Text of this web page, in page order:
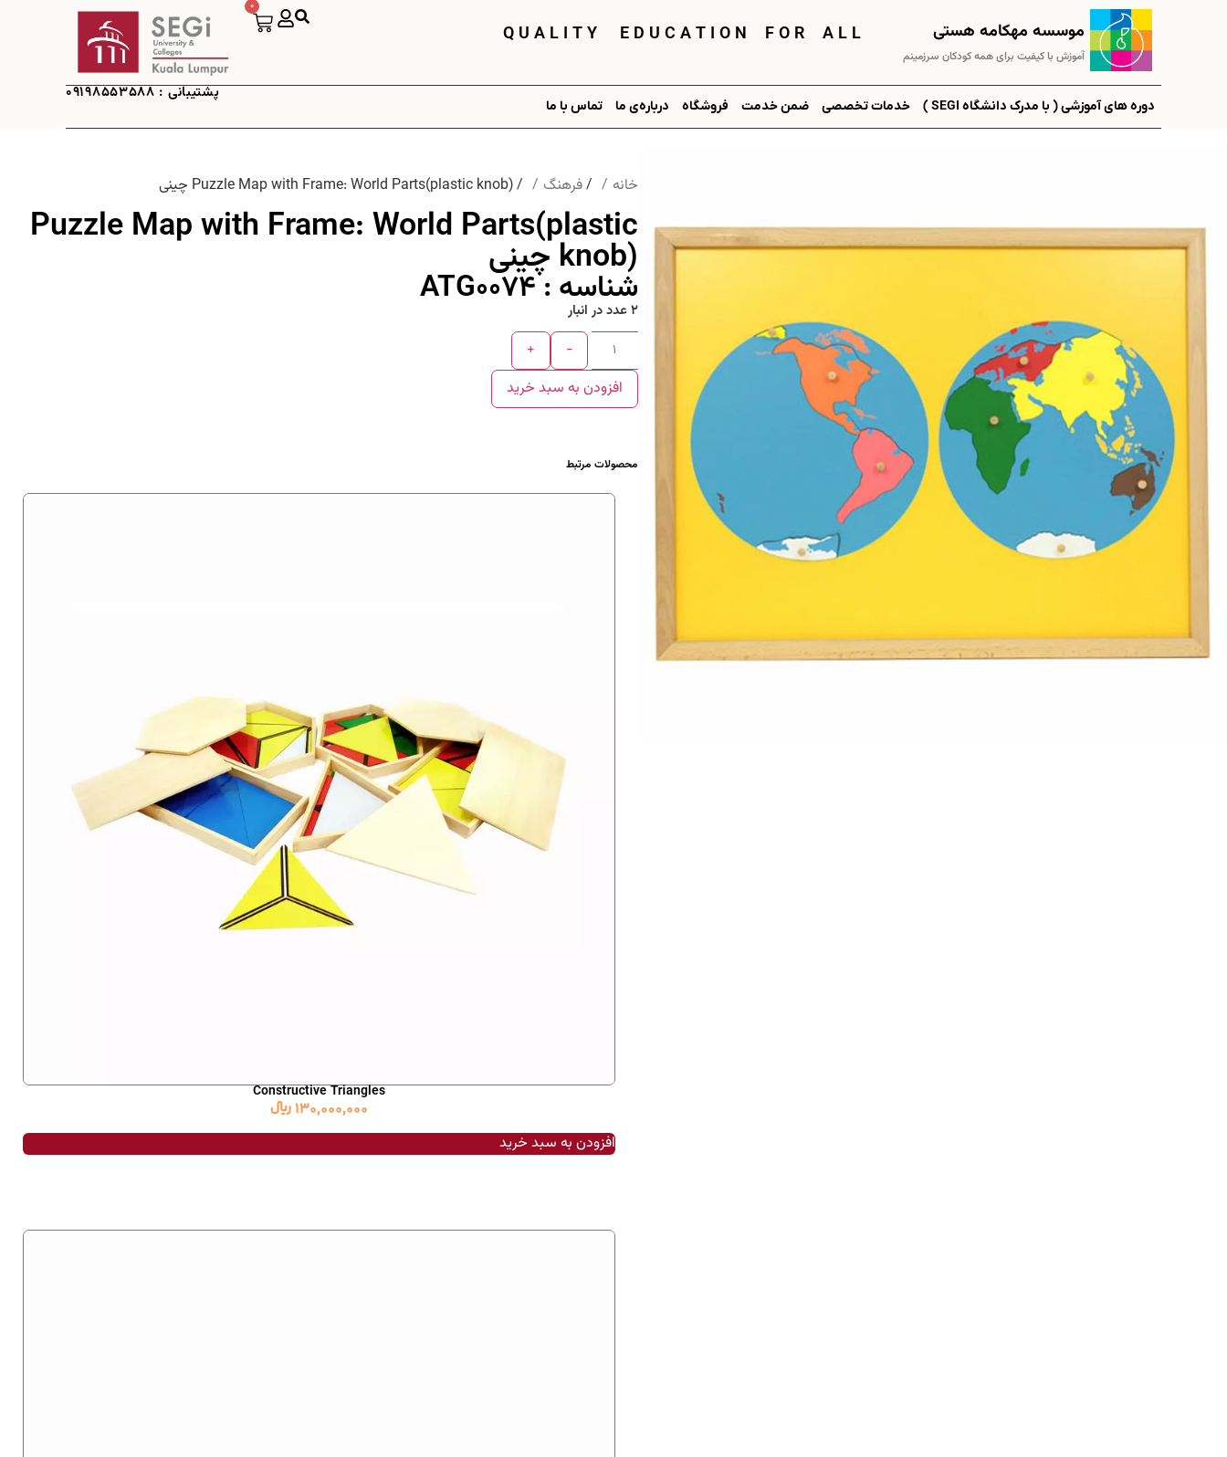
موسسه مهکامه هستی
آموزش با کیفیت برای همه کودکان سرزمینم
Q U A L I T Y E D U C A T I O N F O R A L L
0
دوره های آموزشی ( با مدرک دانشگاه SEGI ) خدمات تخصصی ضمن خدمت فروشگاه درباره‌ی ما تماس با ما
پشتیبانی : 09198553588
خانه /فرهنگ / Puzzle Map with Frame: World Parts(plastic knob) چینی
Puzzle Map with Frame: World Parts(plastic
knob) چینی
شناسه : ATG0074
2 عدد در انبار
-
+
افزودن به سبد خرید
محصولات مرتبط
Constructive Triangles
130,000,000 ﷼
افزودن به سبد خرید